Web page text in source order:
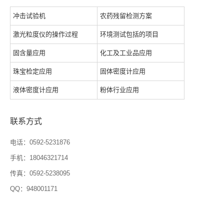
冲击试验机 农药残留检测方案
激光粒度仪的操作过程 环境测试包括的项目
固含量应用 化工及工业品应用
珠宝检定应用 固体密度计应用
液体密度计应用 粉体行业应用
联系方式
电话：0592-5231876
手机：18046321714
传真：0592-5238095
QQ：948001171